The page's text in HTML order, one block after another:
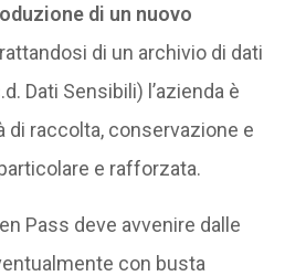
di un nuovo
di un archivio di dati
Dati Sensibili) l’azienda è
di raccolta, conservazione e
e rafforzata.
Pass deve avvenire dalle
con busta